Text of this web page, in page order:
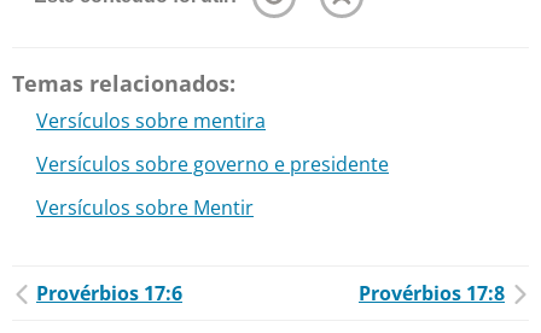
Temas relacionados:
Versículos sobre mentira
Versículos sobre governo e presidente
Versículos sobre Mentir
Provérbios 17:6 Provérbios 17:8